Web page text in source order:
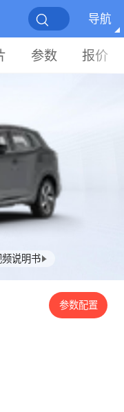
导航
参数 报价
说明书
参数配置